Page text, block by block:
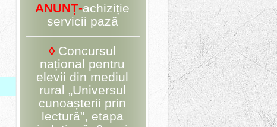
ANUNȚ-achiziție
servicii pază
◊ Concursul
național pentru
elevii din mediul
rural „Universul
cunoașterii prin
lectură”, etapa